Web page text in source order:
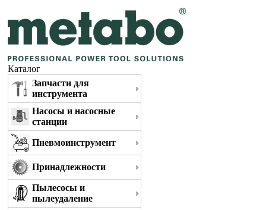
Каталог
Запчасти для
инструмента
Насосы и насосные
станции
Пневмоинструмент
Принадлежности
Пылесосы и
пылеудаление